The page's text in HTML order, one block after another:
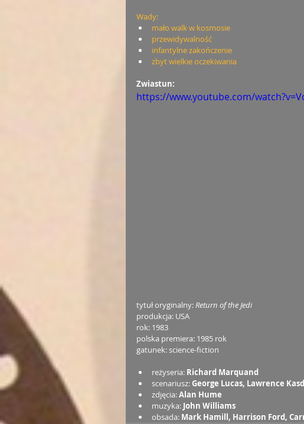
Wady:
mało walk w kosmosie
przewidywalność
infantylne zakończenie
zbyt wielkie oczekiwania
Zwiastun:
https://www.youtube.com/
tytuł oryginalny: Return of the Jedi
produkcja: USA
rok: 1983
polska premiera: 1985 rok
gatunek: science-fiction
reżyseria: Richard Marquand
scenariusz: George Lucas, Lawrence
zdjęcia: Alan Hume
muzyka: John Williams
obsada: Mark Hamill, Harrison Ford,